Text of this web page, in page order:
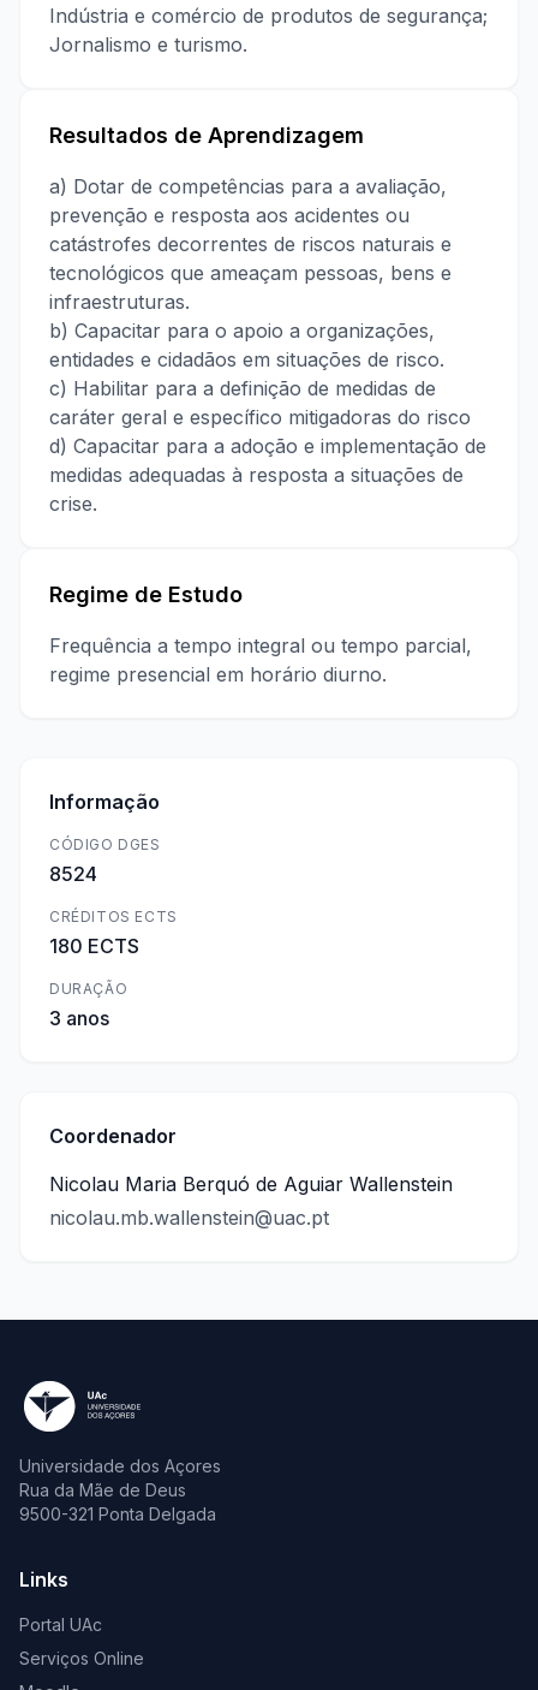
Indústria e comércio de produtos de segurança;
Jornalismo e turismo.
Resultados de Aprendizagem
a) Dotar de competências para a avaliação,
prevenção e resposta aos acidentes ou
catástrofes decorrentes de riscos naturais e
tecnológicos que ameaçam pessoas, bens e
infraestruturas.
b) Capacitar para o apoio a organizações,
entidades e cidadãos em situações de risco.
c) Habilitar para a definição de medidas de
caráter geral e específico mitigadoras do risco
d) Capacitar para a adoção e implementação de
medidas adequadas à resposta a situações de
crise.
Regime de Estudo
Frequência a tempo integral ou tempo parcial,
regime presencial em horário diurno.
Informação
CÓDIGO DGES
8524
CRÉDITOS ECTS
180 ECTS
DURAÇÃO
3 anos
Coordenador
Nicolau Maria Berquó de Aguiar Wallenstein
nicolau.mb.wallenstein@uac.pt
Universidade dos Açores
Rua da Mãe de Deus
9500-321 Ponta Delgada
Links
Portal UAc
Serviços Online